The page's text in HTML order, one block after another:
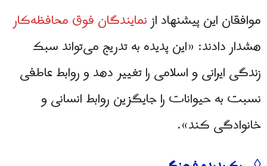
موافقان این پیشنهاد ازنمایندگان فوق محافظه‌کار
هشدار دادند: «این پدیده به تدریج می‌تواند سبک
زندگی ایرانی و اسلامی را تغییر دهد و روابط عاطفی
نسبت به حیوانات را جایگزین روابط انسانی و
خانوادگی کند».